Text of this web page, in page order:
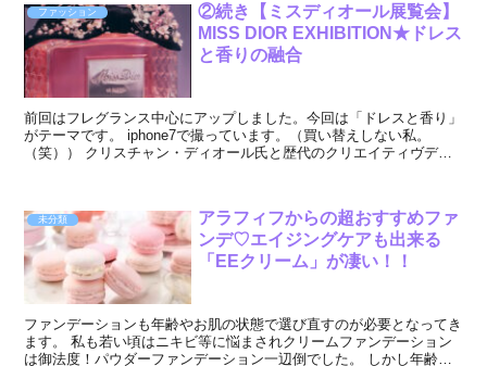
ファッション
②続き【ミスディオール展覧会】
MISS DIOR EXHIBITION★ドレス
と香りの融合
前回はフレグランス中心にアップしました。今回は「ドレスと香り」
がテーマです。 iphone7で撮っています。（買い替えしない私。
（笑）） クリスチャン・ディオール氏と歴代のクリエイティヴディ
未分類
アラフィフからの超おすすめファ
ンデ♡エイジングケアも出来る
「EEクリーム」が凄い！！
ファンデーションも年齢やお肌の状態で選び直すのが必要となってき
ます。 私も若い頃はニキビ等に悩まされクリームファンデーション
は御法度！パウダーファンデーション一辺倒でした。 しかし年齢を